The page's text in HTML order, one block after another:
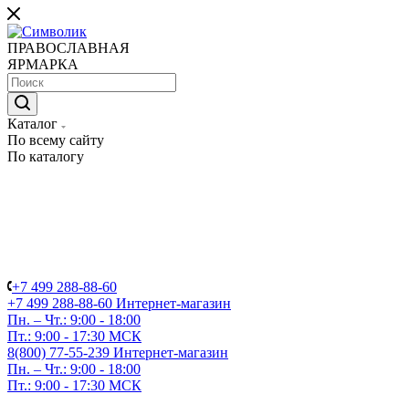
ПРАВОСЛАВНАЯ
ЯРМАРКА
Каталог
По всему сайту
По каталогу
+7 499 288-88-60
+7 499 288-88-60 Интернет-магазин
Пн. – Чт.: 9:00 - 18:00
Пт.: 9:00 - 17:30 МСК
8(800) 77-55-239 Интернет-магазин
Пн. – Чт.: 9:00 - 18:00
Пт.: 9:00 - 17:30 МСК